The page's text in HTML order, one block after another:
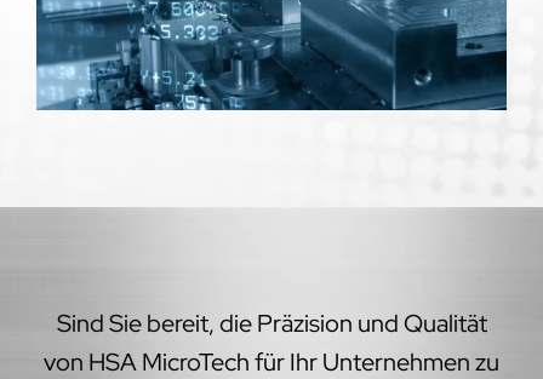
Sind Sie bereit, die Präzision und Qualität
von HSA MicroTech für Ihr Unternehmen zu